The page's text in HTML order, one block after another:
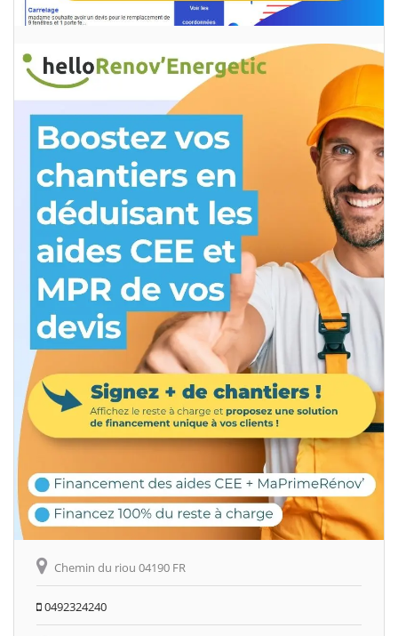
Chemin du riou 04190 FR
0492324240